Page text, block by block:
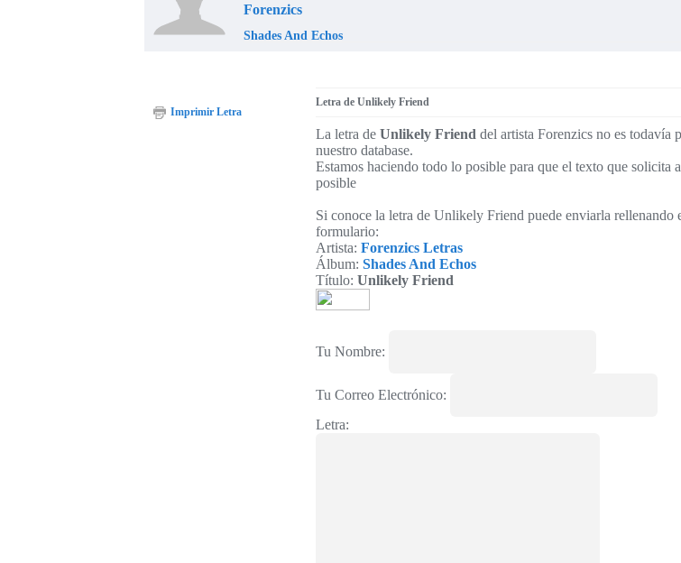
Forenzics
Shades And Echos
Letra de Unlikely Friend
La letra de Unlikely Friend del artista Forenzics no es todavía
nuestro database.
Estamos haciendo todo lo posible para que el texto que solicita
posible
Si conoce la letra de Unlikely Friend puede enviarla rellenando
formulario:
Artista: Forenzics Letras
Álbum: Shades And Echos
Título: Unlikely Friend
Tu Nombre:
Tu Correo Electrónico:
Letra:
Imprimir Letra